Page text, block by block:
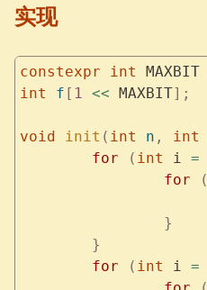
实现
constexpr int MAXBIT
int f [ 1 << MAXBIT];
void init ( int n , int
	for
( int i =
		for
(
		}
	}
	for
( int i =